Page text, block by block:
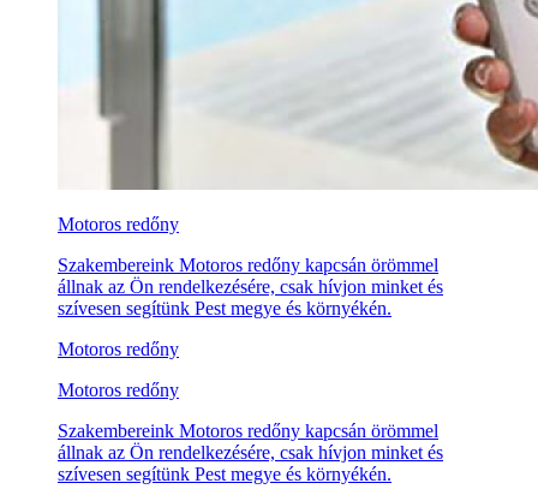
Motoros redőny
Szakembereink Motoros redőny kapcsán örömmel
állnak az Ön rendelkezésére, csak hívjon minket és
szívesen segítünk Pest megye és környékén.
Motoros redőny
Motoros redőny
Szakembereink Motoros redőny kapcsán örömmel
állnak az Ön rendelkezésére, csak hívjon minket és
szívesen segítünk Pest megye és környékén.